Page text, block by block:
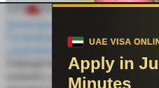
Здоровье
Потребление
«значительному снижению»
Определенный
снизить уровень